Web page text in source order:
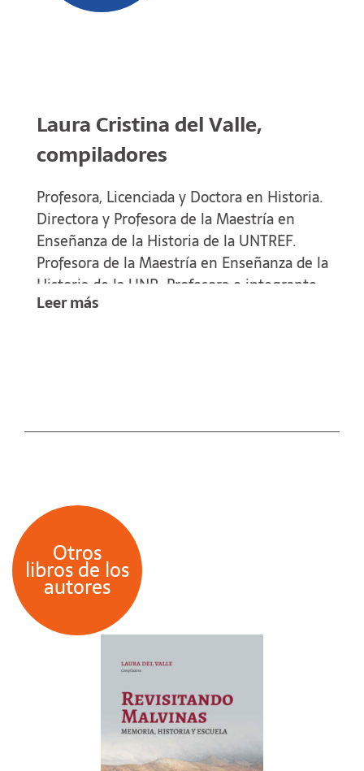
Laura Cristina del Valle,
compiladores
Profesora, Licenciada y Doctora en Historia.
Directora y Profesora de la Maestría en
Enseñanza de la Historia de la UNTREF.
Profesora de la Maestría en Enseñanza de la
Historia de la UNR. Profesora e integrante
del Cuerpo Académico del Doctorado en
Leer más
Otros
libros de los
autores